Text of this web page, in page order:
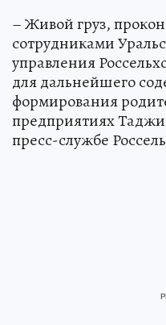
– Живой груз,
сотрудниками
управления
для дальнейшего
формирования
предприятиях
пресс-службе